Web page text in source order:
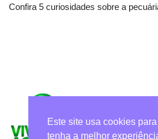
Confira 5 curiosidades sobre a
Este site usa cookies
tenha a melhor